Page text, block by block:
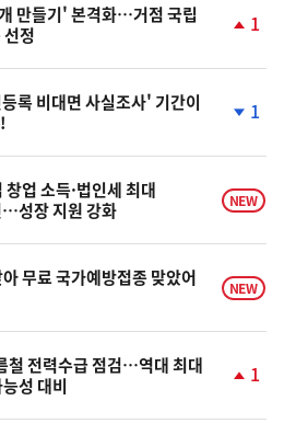
만들기' 본격화…거점 국립
정
계
1
록 비대면 사실조사' 기간이
계
락
1
업 소득·법인세 최대
성장 지원 강화
NEW
무료 국가예방접종 맞았어
NEW
철 전력수급 점검…역대 최대
성 대비
계
1